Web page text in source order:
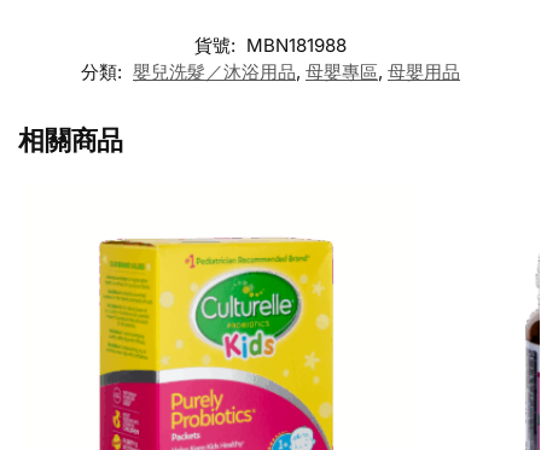
貨號: MBN181988
分類: 嬰兒洗髮／沐浴用品, 母嬰專區, 母嬰用品
相關商品